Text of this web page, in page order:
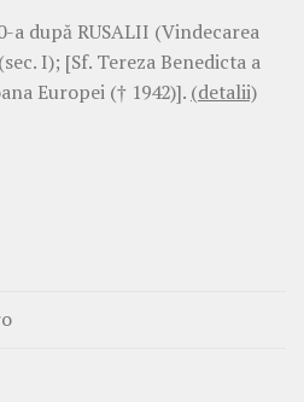
a după RUSALII (Vindecarea
I); [Sf. Tereza Benedicta a
Europei († 1942)]. (detalii)